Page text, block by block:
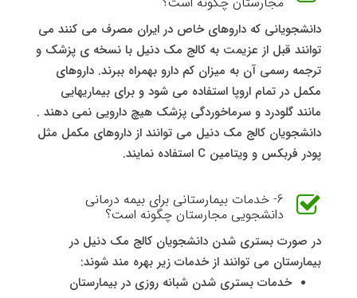
دانشجویانی که داروهای خاص در ایران مصرف می کنند می
توانند قبل از عزیمت به کالج مک دنیل با نسخه ی پزشک و
ترجمه رسمی آن به میزان کم دارو بهمراه ببرند. داروهای
مکمل در تمام اروپا استفاده می شود و برای بیماریهایی
مانند گلودرد و سرماخوردگی پزشک هیچ دارویی نمی دهند .
دانشجویان کالج مک دنیل می توانند از داروهای مکمل مثل
پودر فربکس و ویتامین C استفاده نمایند.
6- خدمات بیمارستانی برای بیمه درمانی
دانشجویی مجارستان چگونه است؟
در صورت بستری شدن دانشجویان کالج مک دنیل در
بیمارستان می توانند از خدمات زیر بهره مند شوند:
خدمات بستری شدن شبانه روزی در بیمارستان